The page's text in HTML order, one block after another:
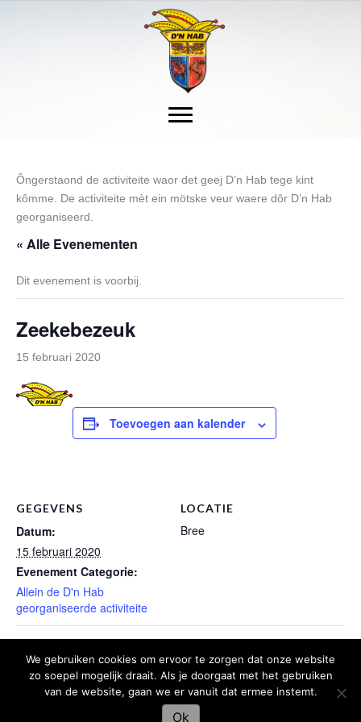
Ôngerstaond de activiteite waor det geej D’n Hab tege kint
kômme. De activiteite mèt ein mötske veur waere dôr D’n Hab
georganiseerd.
« Alle Evenementen
Dit evenement is voorbij.
Zeekebezeuk
15 februari 2020
Toevoegen aan kalender
GEGEVENS
Datum:
15 februari 2020
Evenement Categorie:
Allein de D'n Hab
georganiseerde activiteite
LOCATIE
Bree
We gebruiken cookies om ervoor te zorgen dat onze website
zo soepel mogelijk draait. Als je doorgaat met het gebruiken
van de website, gaan we er vanuit dat ermee instemt.
Ok